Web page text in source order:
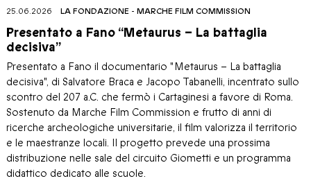
25.06.2026 LA FONDAZIONE - MARCHE FILM COMMISSION
Presentato a Fano “Metaurus – La battaglia
decisiva”
Presentato a Fano il documentario "Metaurus – La battaglia
decisiva", di Salvatore Braca e Jacopo Tabanelli, incentrato sullo
scontro del 207 a.C. che fermò i Cartaginesi a favore di Roma.
Sostenuto da Marche Film Commission e frutto di anni di
ricerche archeologiche universitarie, il film valorizza il territorio
e le maestranze locali. Il progetto prevede una prossima
distribuzione nelle sale del circuito Giometti e un programma
didattico dedicato alle scuole.